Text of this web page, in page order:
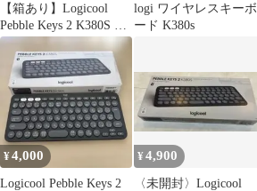
【箱あり】Logicool
Pebble Keys 2 K380S ロ
ーズ
logi ワイヤレスキーボ
ード K380s
¥4,000
Logicool Pebble Keys 2
¥4,900
〈未開封〉Logicool